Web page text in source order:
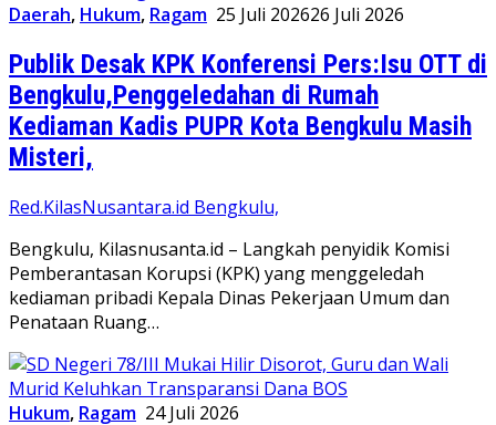
Daerah, Hukum, Ragam 25 Juli 202626 Juli 2026
Publik Desak KPK Konferensi Pers:Isu OTT di
Bengkulu,Penggeledahan di Rumah
Kediaman Kadis PUPR Kota Bengkulu Masih
Misteri,
Red.KilasNusantara.id Bengkulu,
Bengkulu, Kilasnusanta.id – Langkah penyidik Komisi
Pemberantasan Korupsi (KPK) yang menggeledah
kediaman pribadi Kepala Dinas Pekerjaan Umum dan
Penataan Ruang…
Hukum, Ragam 24 Juli 2026